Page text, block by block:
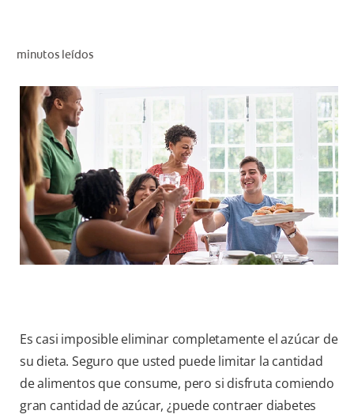
PROMOCIONES
PA (ES)
SUSCRÍBASE
minutos leídos
Es casi imposible eliminar completamente el azúcar de
su dieta. Seguro que usted puede limitar la cantidad
de alimentos que consume, pero si disfruta comiendo
gran cantidad de azúcar, ¿puede contraer diabetes